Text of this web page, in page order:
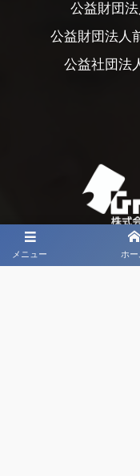
メニュー ホー
公益財団
公益財団法人
公益社団法